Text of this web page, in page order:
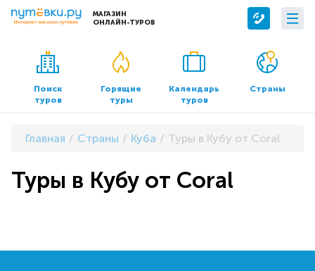
МАГАЗИН
ОНЛАЙН-ТУРОВ
Сервисы
Бронирование отелей
Трансфер
О компании
О нас
Контакты
Документы и реквизиты
Офисы продаж
Поиск
туров
Горящие
туры
Календарь
туров
Страны
Главная Страны Куба Туры в Кубу от Coral
Туры в Кубу от Coral